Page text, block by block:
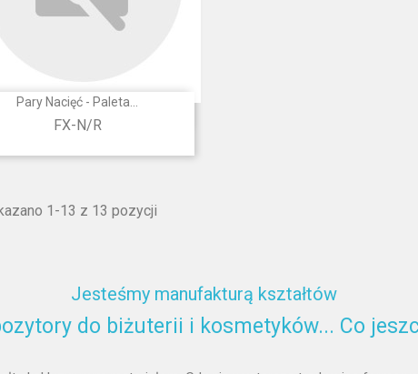
Pary Nacięć - Paleta...
FX-N/R
Szybki podgląd
1-13 z 13 pozycji
Jesteśmy manufakturą kształtów
do biżuterii i kosmetyków... Co